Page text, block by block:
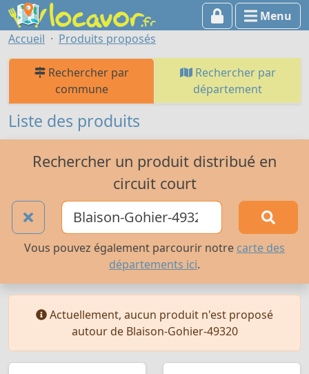
Menu
Accueil
Produits proposés
Rechercher par
commune
Rechercher par
département
Liste des produits
Rechercher un produit distribué en
circuit court
Vous pouvez également parcourir notre carte des
départements ici.
Actuellement, aucun produit n'est proposé
autour de Blaison-Gohier-49320